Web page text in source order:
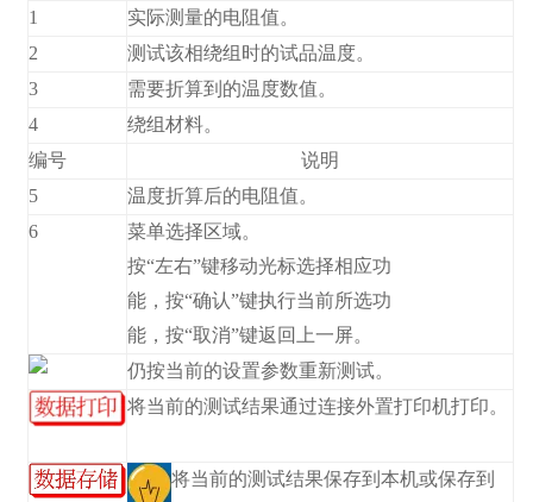
1
实际测量的电阻值。
2
测试该相绕组时的试品温度。
3
需要折算到的温度数值。
4
绕组材料。
编号
说明
5
温度折算后的电阻值。
6
菜单选择区域。
按“左右”键移动光标选择相应功
能，按“确认”键执行当前所选功
能，按“取消”键返回上一屏。
仍按当前的设置参数重新测试。
将当前的测试结果通过连接外置打印机打印。
将当前的测试结果保存到本机或保存到